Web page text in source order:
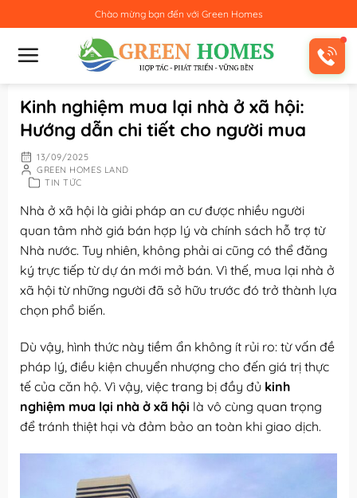
qua
Chào mừng bạn đến với Green Homes
Kinh nghiệm mua lại nhà ở xã hội:
Hướng dẫn chi tiết cho người mua
13/09/2025
GREEN HOMES LAND
TIN TỨC
Nhà ở xã hội là giải pháp an cư được nhiều người
quan tâm nhờ giá bán hợp lý và chính sách hỗ trợ từ
Nhà nước. Tuy nhiên, không phải ai cũng có thể đăng
ký trực tiếp từ dự án mới mở bán. Vì thế, mua lại nhà ở
xã hội từ những người đã sở hữu trước đó trở thành lựa
chọn phổ biến.
Dù vậy, hình thức này tiềm ẩn không ít rủi ro: từ vấn đề
pháp lý, điều kiện chuyển nhượng cho đến giá trị thực
tế của căn hộ. Vì vậy, việc trang bị đầy đủ kinh
nghiệm mua lại nhà ở xã hội là vô cùng quan trọng
để tránh thiệt hại và đảm bảo an toàn khi giao dịch.